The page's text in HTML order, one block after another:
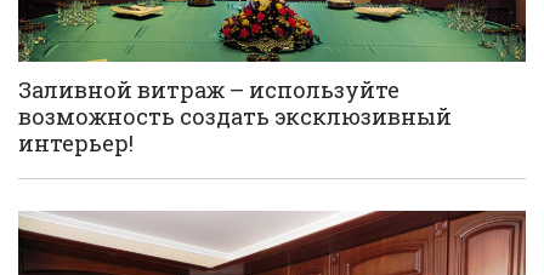
Заливной витраж – используйте
возможность создать эксклюзивный
интерьер!